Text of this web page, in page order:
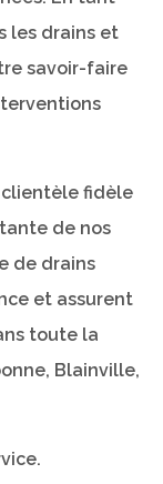
les drains et
savoir-faire
clientèle fidèle
de nos
de drains
et assurent
toute la
Blainville,